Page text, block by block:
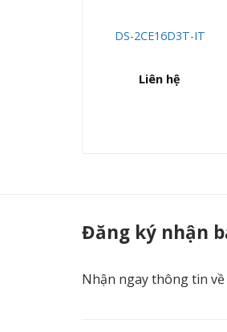
DS-2CE16D3T-IT
Liên hệ
Đăng ký nhận
Nhận ngay thông tin